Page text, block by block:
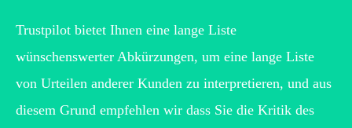
Trustpilot bietet Ihnen eine lange Liste
wünschenswerter Abkürzungen, um eine lange Liste
von Urteilen anderer Kunden zu interpretieren, und aus
diesem Grund empfehlen wir dass Sie die Kritik des